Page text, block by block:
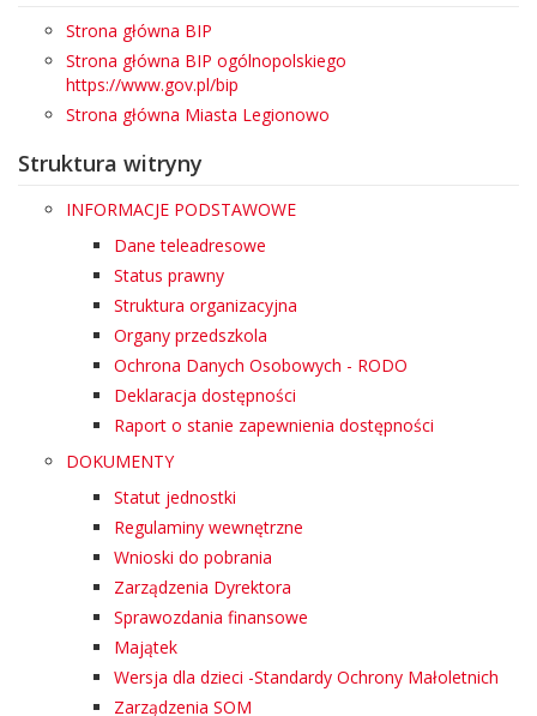
Strona główna BIP
Strona główna BIP ogólnopolskiego
https://www.gov.pl/bip
Strona główna Miasta Legionowo
Struktura witryny
INFORMACJE PODSTAWOWE
Dane teleadresowe
Status prawny
Struktura organizacyjna
Organy przedszkola
Ochrona Danych Osobowych - RODO
Deklaracja dostępności
Raport o stanie zapewnienia dostępności
DOKUMENTY
Statut jednostki
Regulaminy wewnętrzne
Wnioski do pobrania
Zarządzenia Dyrektora
Sprawozdania finansowe
Majątek
Wersja dla dzieci -Standardy Ochrony Małoletnich
Zarządzenia SOM